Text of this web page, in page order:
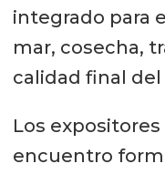
integrado para
mar, cosecha,
calidad final
Los
encuentro